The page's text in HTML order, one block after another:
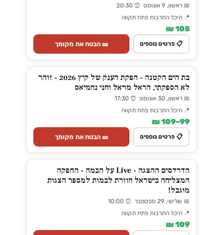
📅 ראשון, 9 אוגוסט ⏰ 20:30
📍 היכל התרבות פתח תקווה
105 ₪
📋 פרטים נוספים 🎫 הבטח את מקומך
בת הים הקטנה - הפקת הענק של קיץ 2026 - זוהר
לא הספקתי, הראל מויאל וחני נחמיאס
📅 ראשון, 30 אוגוסט ⏰ 17:30
📍 היכל התרבות פתח תקווה
99–109 ₪
📋 פרטים נוספים 🎫 הבטח את מקומך
הדרדסים ההצגה - Live על הבמה - ההפקה
המצליחה בישראל חוזרת לבמות למספר הצגות
מוגבל!
📅 שלישי, 29 ספטמבר ⏰ 10:00
📍 היכל התרבות פתח תקווה
109 ₪